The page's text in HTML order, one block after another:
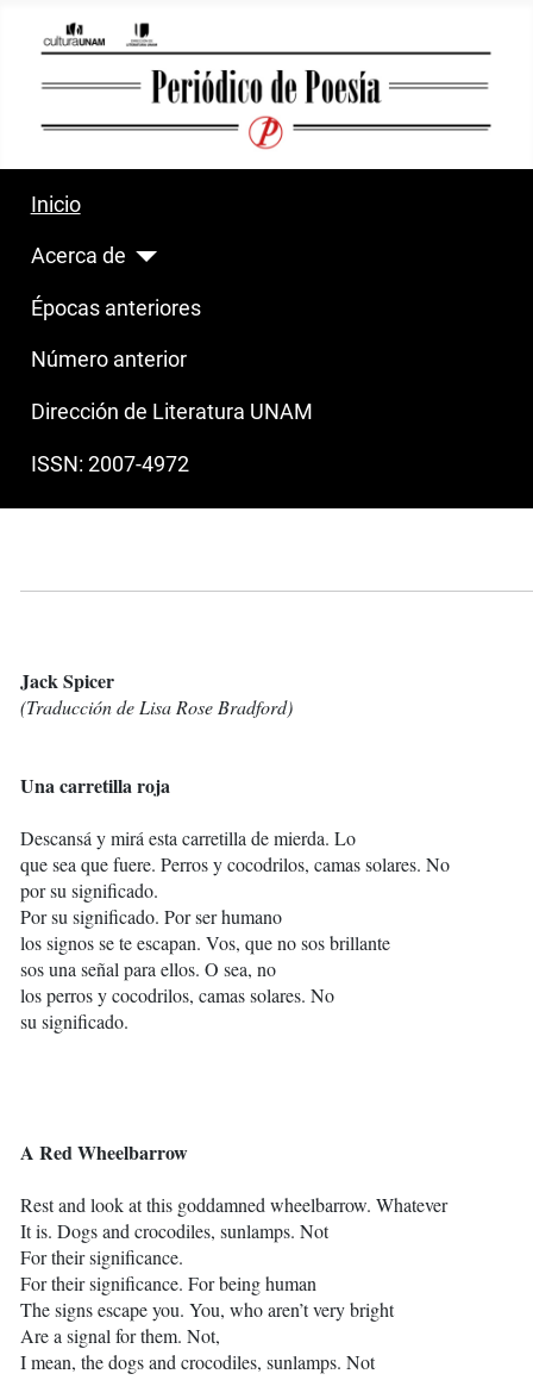
Inicio
Acerca de
Épocas anteriores
Número anterior
Dirección de Literatura UNAM
ISSN: 2007-4972
Jack Spicer
(Traducción de Lisa Rose Bradford)
Una carretilla roja
Descansá y mirá esta carretilla de mierda. Lo
que sea que fuere. Perros y cocodrilos, camas solares. No
por su significado.
Por su significado. Por ser humano
los signos se te escapan. Vos, que no sos brillante
sos una señal para ellos. O sea, no
los perros y cocodrilos, camas solares. No
su significado.
A Red Wheelbarrow
Rest and look at this goddamned wheelbarrow. Whatever
It is. Dogs and crocodiles, sunlamps. Not
For their significance.
For their significance. For being human
The signs escape you. You, who aren’t very bright
Are a signal for them. Not,
I mean, the dogs and crocodiles, sunlamps. Not